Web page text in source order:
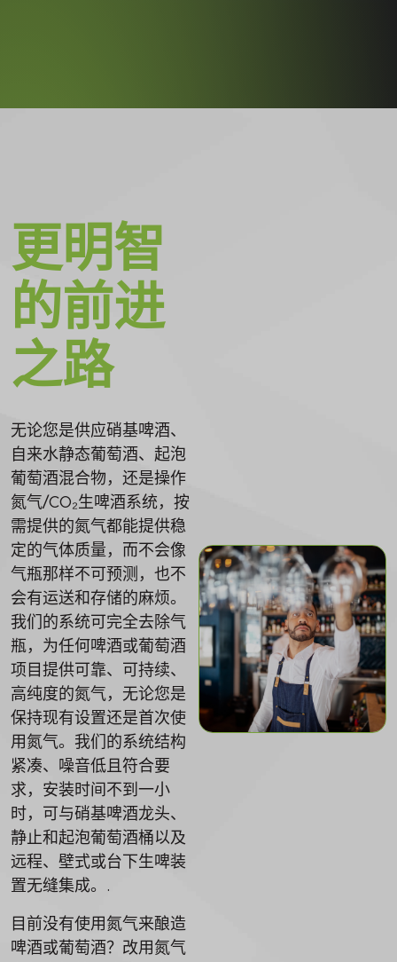
更明智
的前进
之路
无论您是供应硝基啤酒、
自来水静态葡萄酒、起泡
葡萄酒混合物，还是操作
氮气/CO₂生啤酒系统，按
需提供的氮气都能提供稳
定的气体质量，而不会像
气瓶那样不可预测，也不
会有运送和存储的麻烦。
我们的系统可完全去除气
瓶，为任何啤酒或葡萄酒
项目提供可靠、可持续、
高纯度的氮气，无论您是
保持现有设置还是首次使
用氮气。我们的系统结构
紧凑、噪音低且符合要
求，安装时间不到一小
时，可与硝基啤酒龙头、
静止和起泡葡萄酒桶以及
远程、壁式或台下生啤装
置无缝集成。.
目前没有使用氮气来酿造
啤酒或葡萄酒？改用氮气